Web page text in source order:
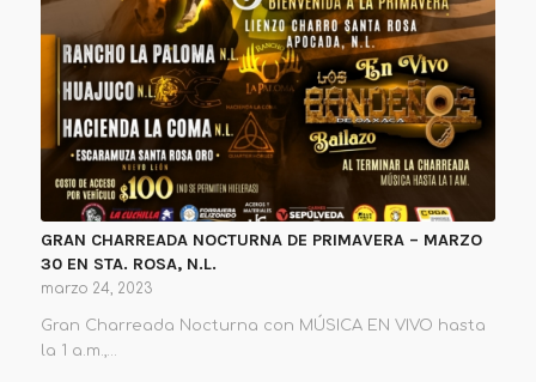
GRAN CHARREADA NOCTURNA DE PRIMAVERA – MARZO
30 EN STA. ROSA, N.L.
marzo 24, 2023
Gran Charreada Nocturna con MÚSICA EN VIVO hasta
la 1 a.m.,…